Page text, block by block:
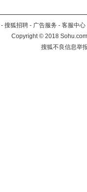
- 搜狐招聘 - 广告服务 - 客服中心
Copyright©2018
搜狐不良信息举